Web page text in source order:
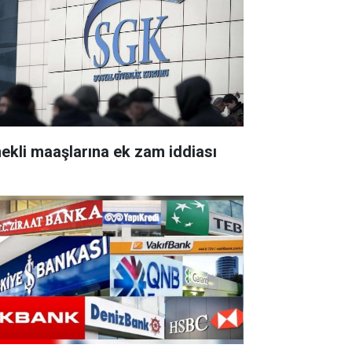
maaşlarına ek zam iddiası